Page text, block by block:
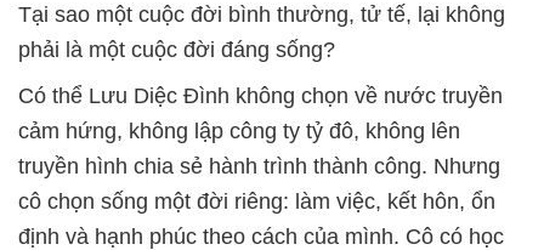
Tại sao một cuộc đời bình thường, tử tế, lại không
phải là một cuộc đời đáng sống?
Có thể Lưu Diệc Đình không chọn về nước truyền
cảm hứng, không lập công ty tỷ đô, không lên
truyền hình chia sẻ hành trình thành công. Nhưng
cô chọn sống một đời riêng: làm việc, kết hôn, ổn
định và hạnh phúc theo cách của mình. Cô có học